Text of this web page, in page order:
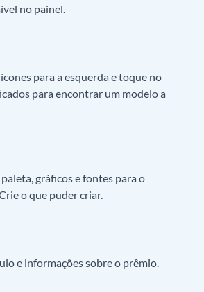
no painel.
para a esquerda e toque no
para encontrar um modelo a
gráficos e fontes para o
o que puder criar.
e informações sobre o prêmio.